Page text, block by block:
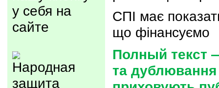
у себя на
сайте
СПІ має
що фінансуємо
Полный текст
та